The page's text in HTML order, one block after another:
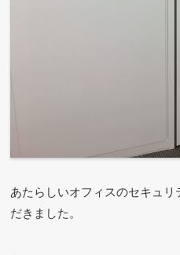
あたらしいオフィスのセキュ
だきました。